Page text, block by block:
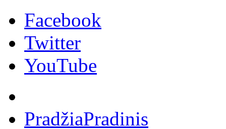
Facebook
Twitter
YouTube
PradžiaPradinis